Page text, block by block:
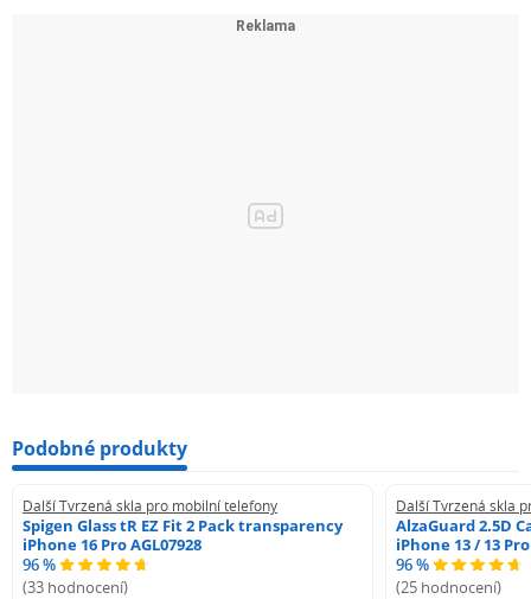
Podobné produkty
Další Tvrzená skla pro mobilní telefony
Spigen Glass tR EZ Fit 2 Pack transparency
iPhone 16 Pro AGL07928
96 %
(33 hodnocení)
Další Tvrzená skla
AlzaGuard 2.5D
iPhone 13 / 13 Pro
96 %
(25 hodnocení)